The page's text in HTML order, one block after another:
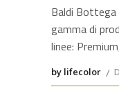
Baldi
gamma di
linee:
by lifecolor